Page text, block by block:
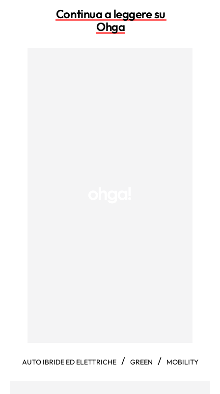
Continua a leggere su
Ohga
AUTO IBRIDE ED ELETTRICHE / GREEN / MOBILITY